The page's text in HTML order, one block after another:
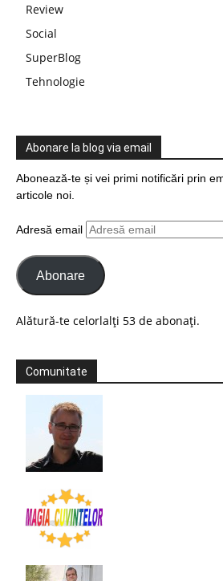
Review
Social
SuperBlog
Tehnologie
Abonare la blog via email
Abonează-te și vei primi notificări prin
articole noi.
Adresă email
Abonare
Alătură-te celorlalți 53 de abonați.
Comunitate